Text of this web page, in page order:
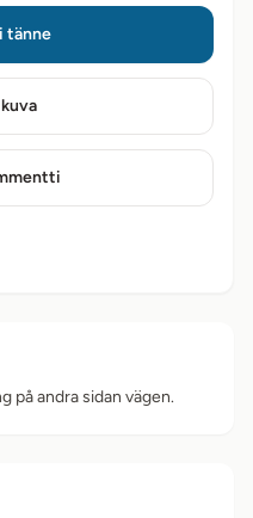
tänne
på andra sidan vägen.